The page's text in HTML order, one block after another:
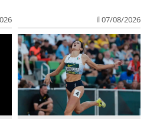
il 07/08/2026